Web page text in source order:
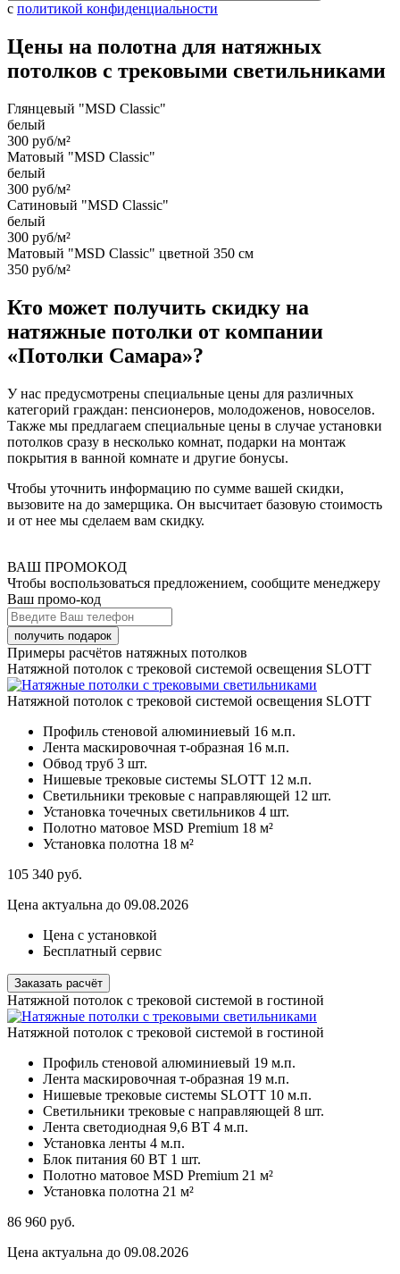
с политикой конфиденциальности
Цены на полотна для натяжных
потолков с трековыми светильниками
Глянцевый "MSD Classic"
белый
300 руб/м²
Матовый "MSD Classic"
белый
300 руб/м²
Сатиновый "MSD Classic"
белый
300 руб/м²
Матовый "MSD Classic" цветной 350 см
350 руб/м²
Кто может получить скидку на
натяжные потолки от компании
«Потолки Самара»?
У нас предусмотрены специальные цены для различных
категорий граждан: пенсионеров, молодоженов, новоселов.
Также мы предлагаем специальные цены в случае установки
потолков сразу в несколько комнат, подарки на монтаж
покрытия в ванной комнате и другие бонусы.
Чтобы уточнить информацию по сумме вашей скидки,
вызовите на до замерщика. Он высчитает базовую стоимость
и от нее мы сделаем вам скидку.
ВАШ ПРОМОКОД
Чтобы воспользоваться предложением, сообщите менеджеру
Ваш промо-код
Примеры расчётов натяжных потолков
Натяжной потолок с трековой системой освещения SLOTT
Натяжной потолок с трековой системой освещения SLOTT
Профиль стеновой алюминиевый 16 м.п.
Лента маскировочная т-образная 16 м.п.
Обвод труб 3 шт.
Нишевые трековые системы SLOTT 12 м.п.
Светильники трековые с направляющей 12 шт.
Установка точечных светильников 4 шт.
Полотно матовое MSD Premium 18 м²
Установка полотна 18 м²
105 340 руб.
Цена актуальна до 09.08.2026
Цена с установкой
Бесплатный сервис
Заказать расчёт
Натяжной потолок с трековой системой в гостиной
Натяжной потолок с трековой системой в гостиной
Профиль стеновой алюминиевый 19 м.п.
Лента маскировочная т-образная 19 м.п.
Нишевые трековые системы SLOTT 10 м.п.
Светильники трековые с направляющей 8 шт.
Лента светодиодная 9,6 ВТ 4 м.п.
Установка ленты 4 м.п.
Блок питания 60 ВТ 1 шт.
Полотно матовое MSD Premium 21 м²
Установка полотна 21 м²
86 960 руб.
Цена актуальна до 09.08.2026